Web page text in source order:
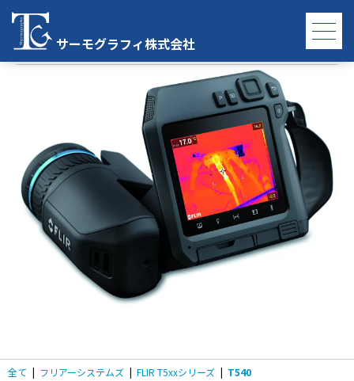
サーモグラフィ株式会社
T540
全て フリアーシステムズ FLIR T5xxシリーズ T540